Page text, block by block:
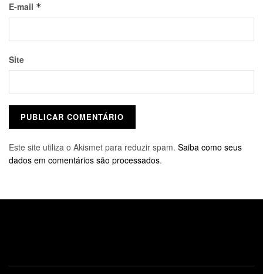
E-mail *
Site
Este site utiliza o Akismet para reduzir spam. Saiba como seus
dados em comentários são processados.